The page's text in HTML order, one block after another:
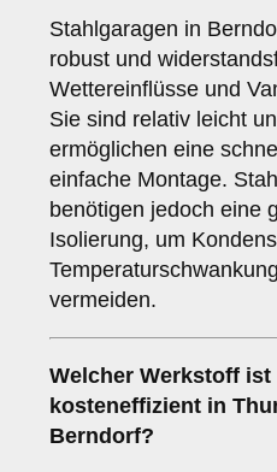
Stahlgaragen in
robust und
Wettereinflüsse und
Sie sind relativ leicht
ermöglichen eine
einfache Montage.
benötigen jedoch eine
Isolierung, um
vermeiden.
Welcher Werkstoff
kosteneffizient in
Berndorf?